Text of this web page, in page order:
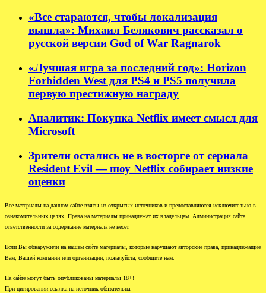
«Все стараются, чтобы локализация
вышла»: Михаил Белякович рассказал о
русской версии God of War Ragnarok
«Лучшая игра за последний год»: Horizon
Forbidden West для PS4 и PS5 получила
первую престижную награду
Аналитик: Покупка Netflix имеет смысл для
Microsoft
Зрители остались не в восторге от сериала
Resident Evil — шоу Netflix собирает низкие
оценки
Все материалы на данном сайте взяты из открытых источников и предоставляются исключительно в
ознакомительных целях. Права на материалы принадлежат их владельцам. Администрация сайта
ответственности за содержание материала не несет.
Если Вы обнаружили на нашем сайте материалы, которые нарушают авторские права, принадлежащие
Вам, Вашей компании или организации, пожалуйста, сообщите нам.
На сайте могут быть опубликованы материалы 18+!
При цитировании ссылка на источник обязательна.